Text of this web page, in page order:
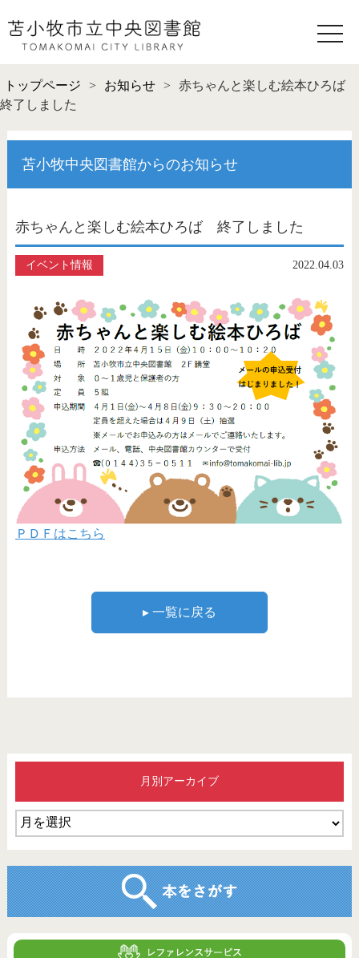
toggle
トップページ > お知らせ > 赤ちゃんと楽しむ絵本ひろば
終了しました
苫小牧中央図書館からのお知らせ
赤ちゃんと楽しむ絵本ひろば 終了しました
イベント情報 2022.04.03
ＰＤＦはこちら
▸ 一覧に戻る
月別アーカイブ